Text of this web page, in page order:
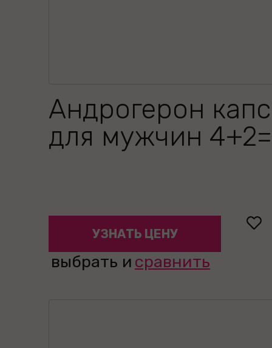
Андрогерон
для мужчин
УЗНАТЬ ЦЕНУ
выбрать и сравнить